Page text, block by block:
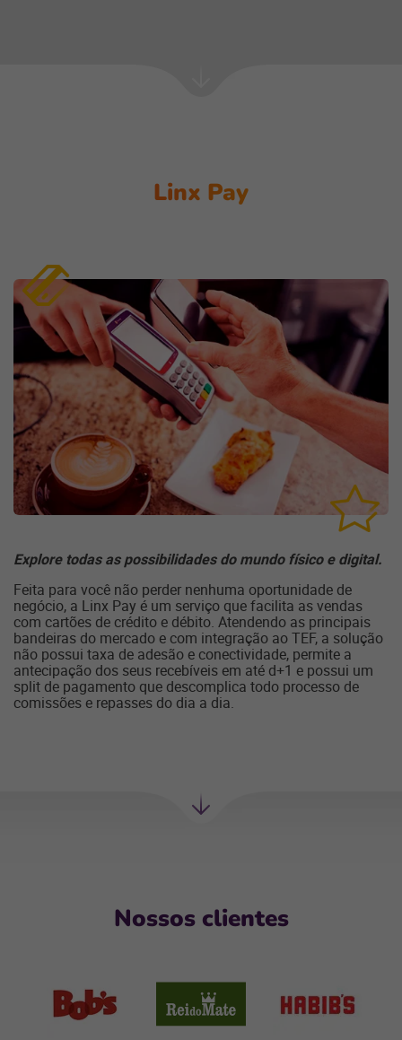
Linx Pay
Explore todas as possibilidades do mundo físico e digital.
Feita para você não perder nenhuma oportunidade de
negócio, a Linx Pay é um serviço que facilita as vendas
com cartões de crédito e débito. Atendendo as principais
bandeiras do mercado e com integração ao TEF, a solução
não possui taxa de adesão e conectividade, permite a
antecipação dos seus recebíveis em até d+1 e possui um
split de pagamento que descomplica todo processo de
comissões e repasses do dia a dia.
Nossos clientes